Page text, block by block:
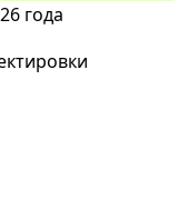
года